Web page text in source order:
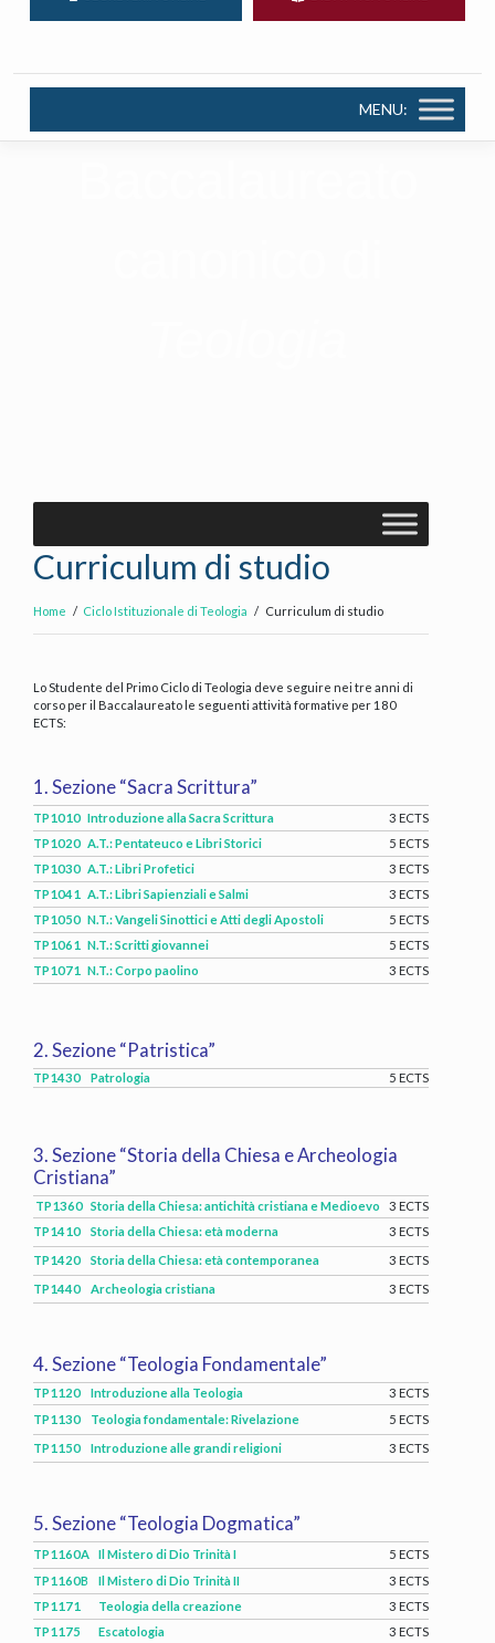
MENU:
Curriculum di studio
Home Ciclo Istituzionale di Teologia Curriculum di studio
Lo Studente del Primo Ciclo di Teologia deve seguire nei tre anni di
corso per il Baccalaureato le seguenti attività formative per 180
ECTS:
1. Sezione “Sacra Scrittura”
TP1010 Introduzione alla Sacra Scrittura
3 ECTS
TP1020 A.T.: Pentateuco e Libri Storici
5 ECTS
TP1030 A.T.: Libri Profetici
3 ECTS
TP1041
A.T.: Libri Sapienziali e Salmi
3 ECTS
TP1050 N.T.: Vangeli Sinottici e Atti degli Apostoli
5 ECTS
TP1061 N.T.: Scritti giovannei
5 ECTS
TP1071 N.T.: Corpo paolino 3 ECTS
2. Sezione “Patristica”
TP1430 Patrologia 5 ECTS
3. Sezione “Storia della Chiesa e Archeologia
Cristiana”
TP1360 Storia della Chiesa: antichità cristiana e Medioevo
3 ECTS
TP1410
Storia della Chiesa: età moderna
3 ECTS
TP1420
Storia della Chiesa: età contemporanea
3 ECTS
TP1440
Archeologia cristiana 3 ECTS
4. Sezione “Teologia Fondamentale”
TP1120 Introduzione alla Teologia
3 ECTS
TP1130
Teologia fondamentale: Rivelazione
5 ECTS
TP1150
Introduzione alle grandi religioni 3 ECTS
5. Sezione “Teologia Dogmatica”
TP1160A Il Mistero di Dio Trinità I
5 ECTS
TP1160B
Il Mistero di Dio Trinità II
3 ECTS
TP1171
Teologia della creazione
3 ECTS
TP1175
Escatologia
3 ECTS